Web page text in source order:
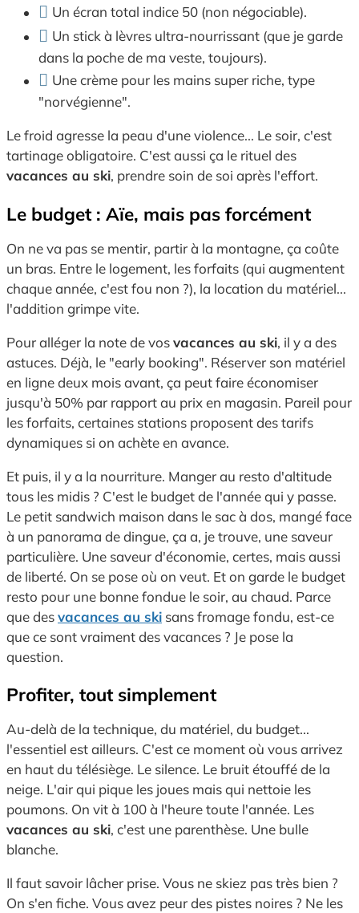
Un écran total indice 50 (non négociable).
Un stick à lèvres ultra-nourrissant (que je garde
dans la poche de ma veste, toujours).
Une crème pour les mains super riche, type
"norvégienne".
Le froid agresse la peau d'une violence... Le soir, c'est
tartinage obligatoire. C'est aussi ça le rituel des
vacances au ski, prendre soin de soi après l'effort.
Le budget : Aïe, mais pas forcément
On ne va pas se mentir, partir à la montagne, ça coûte
un bras. Entre le logement, les forfaits (qui augmentent
chaque année, c'est fou non ?), la location du matériel...
l'addition grimpe vite.
Pour alléger la note de vosvacances au ski, il y a des
astuces. Déjà, le "early booking". Réserver son matériel
en ligne deux mois avant, ça peut faire économiser
jusqu'à 50% par rapport au prix en magasin. Pareil pour
les forfaits, certaines stations proposent des tarifs
dynamiques si on achète en avance.
Et puis, il y a la nourriture. Manger au resto d'altitude
tous les midis ? C'est le budget de l'année qui y passe.
Le petit sandwich maison dans le sac à dos, mangé face
à un panorama de dingue, ça a, je trouve, une saveur
particulière. Une saveur d'économie, certes, mais aussi
de liberté. On se pose où on veut. Et on garde le budget
resto pour une bonne fondue le soir, au chaud. Parce
que desvacances au ski sans fromage fondu, est-ce
que ce sont vraiment des vacances ? Je pose la
question.
Profiter, tout simplement
Au-delà de la technique, du matériel, du budget...
l'essentiel est ailleurs. C'est ce moment où vous arrivez
en haut du télésiège. Le silence. Le bruit étouffé de la
neige. L'air qui pique les joues mais qui nettoie les
poumons. On vit à 100 à l'heure toute l'année. Les
vacances au ski, c'est une parenthèse. Une bulle
blanche.
Il faut savoir lâcher prise. Vous ne skiez pas très bien ?
On s'en fiche. Vous avez peur des pistes noires ? Ne les